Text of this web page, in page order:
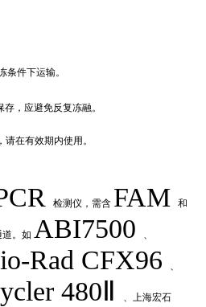
条件下运输。
存，应避免反复冻融。
请在有效期内使用 。
检测仪，需含 FAM 和
道。如ABI7500 、
Rad CFX96 、
480Ⅱ 、上海宏石